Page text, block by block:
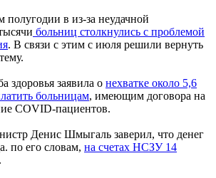
в из-за неудачной
больниц столкнулись с проблемой
. В связи с этим с июля решили вернуть
здоровья заявила о нехватке около 5,6
больницам, имеющим договора на
COVID-пациентов.
Денис Шмыгаль заверил, что денег
по его словам, на счетах НСЗУ 14